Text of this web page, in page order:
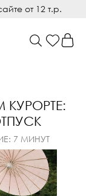
от 12 т.р.
КУРОРТЕ:
7 МИНУТ